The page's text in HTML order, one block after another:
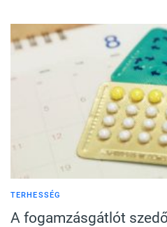
TERHESSÉG
A fogamzásgátlót